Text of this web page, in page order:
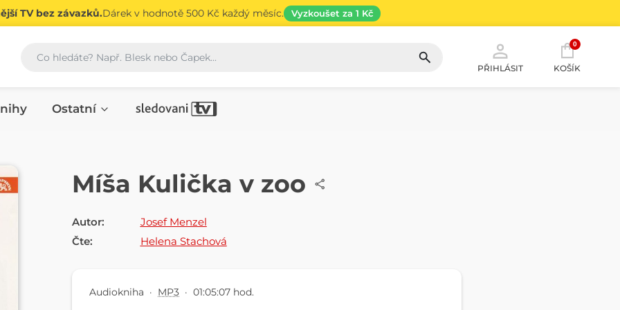
TV bez závazků.Dárek v hodnotě 500 Kč každý měsíc. Vyzkoušet za 1 Kč
Vyhledávání
PŘIHLÁSIT
0
KOŠÍK
Ostatní
AUDIOKNIHA
Míša Kulička v zoo
Autor:
Josef Menzel
Čte:
Helena Stachová
Audiokniha · MP3 · 01:05:07 hod.